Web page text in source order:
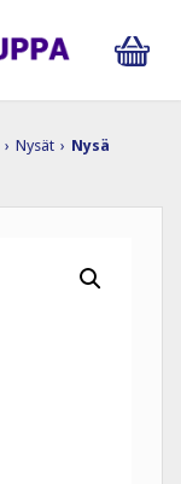
› Nysät › Nysä